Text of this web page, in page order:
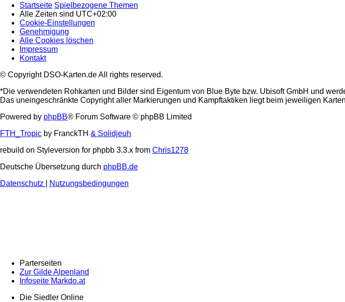
Startseite Spielbezogene Themen
Alle Zeiten sind UTC+02:00
Cookie-Einstellungen
Genehmigung
Alle Cookies löschen
Impressum
Kontakt
© Copyright DSO-Karten.de All rights reserved.
*Die verwendeten Rohkarten und Bilder sind Eigentum von Blue Byte bzw. Ubisoft GmbH und
Das uneingeschränkte Copyright aller Markierungen und Kampftaktiken liegt beim jeweiligen
Powered by phpBB® Forum Software © phpBB Limited
FTH_Tropic by FranckTH & Solidjeuh
rebuild on Styleversion for phpbb 3.3.x from Chris1278
Deutsche Übersetzung durch phpBB.de
Datenschutz
Nutzungsbedingungen
Parterseiten
Zur Gilde Alpenland
Infoseite Markdo.at
Die Siedler Online